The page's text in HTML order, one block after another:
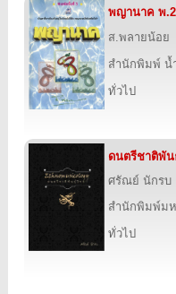
พญานาค พ.2
ส.พลายน้อย
สำนักพิมพ์ น้
ทั่วไป
ดนตรีชาติพัน
ศรัณย์ นักรบ
สำนักพิมพ์มห
ทั่วไป